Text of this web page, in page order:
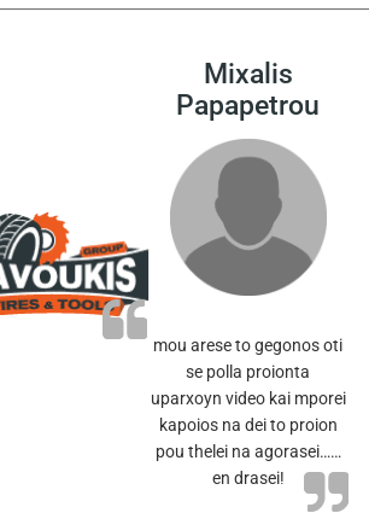
Mixalis
Papapetrou
mou arese to gegonos oti
se polla proionta
uparxoyn video kai mporei
kapoios na dei to proion
pou thelei na agorasei……
en drasei!